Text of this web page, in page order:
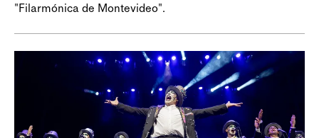
"Filarmónica de Montevideo".